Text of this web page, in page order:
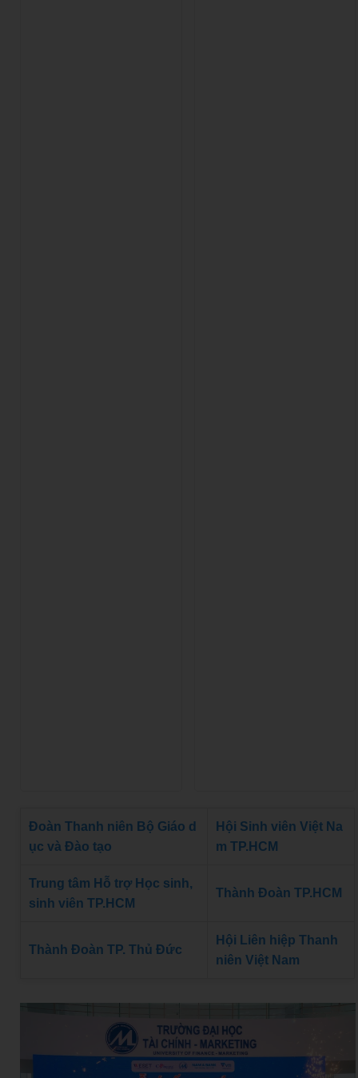
Đoàn Thanh niên Bộ Giáo d
ục và Đào tạo
Hội Sinh viên Việt Na
m TP.HCM
Trung tâm Hỗ trợ Học sinh,
sinh viên TP.HCM
Thành Đoàn TP.HCM
Thành Đoàn TP. Thủ Đức
Hội Liên hiệp Thanh
niên Việt Nam